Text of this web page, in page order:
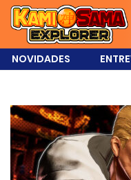
NOVIDADES